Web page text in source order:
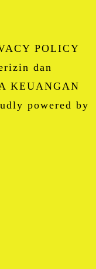
POLICY
dan
KEUANGAN
powered by